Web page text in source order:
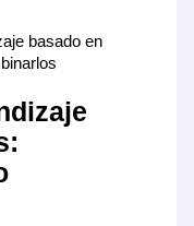
basado en